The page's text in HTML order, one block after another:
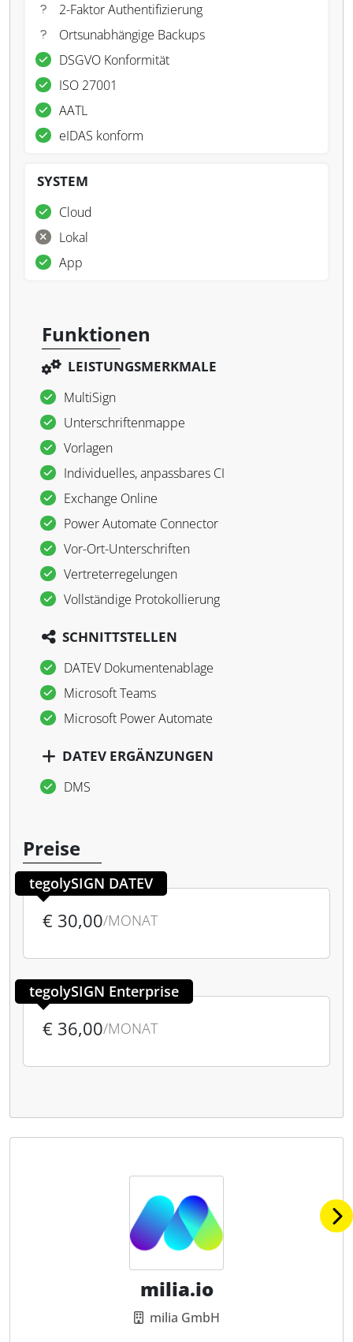
2-Faktor Authentifizierung
Ortsunabhängige Backups
DSGVO Konformität
ISO 27001
AATL
eIDAS konform
SYSTEM
Cloud
Lokal
App
Funktionen
LEISTUNGSMERKMALE
MultiSign
Unterschriftenmappe
Vorlagen
Individuelles, anpassbares CI
Exchange Online
Power Automate Connector
Vor-Ort-Unterschriften
Vertreterregelungen
Vollständige Protokollierung
SCHNITTSTELLEN
DATEV Dokumentenablage
Microsoft Teams
Microsoft Power Automate
DATEV ERGÄNZUNGEN
DMS
Preise
tegolySIGN DATEV
€ 30,00/MONAT
tegolySIGN Enterprise
€ 36,00/MONAT
milia.io
milia GmbH